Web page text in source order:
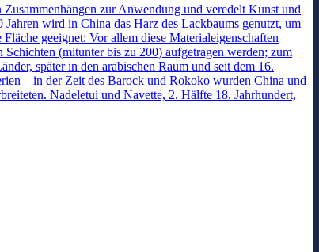
zur Anwendung und veredelt Kunst und
wird in China das Harz des Lackbaums genutzt, um
geeignet: Vor allem diese Materialeigenschaften
(mitunter bis zu 200) aufgetragen werden; zum
später in den arabischen Raum und seit dem 16.
– in der Zeit des Barock und Rokoko wurden China und
Nadeletui und Navette, 2. Hälfte 18. Jahrhundert,